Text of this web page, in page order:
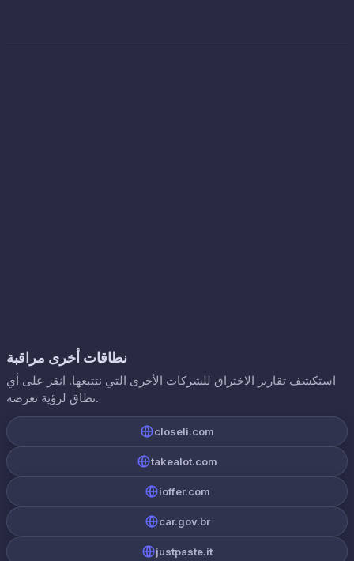
نطاقات أخرى مراقبة
استكشف تقارير الاختراق للشركات الأخرى التي نتتبعها. انقر على أي
نطاق لرؤية تعرضه.
closeli.com
takealot.com
ioffer.com
car.gov.br
justpaste.it